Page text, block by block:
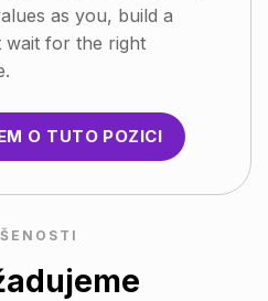
as you, build a
wait for the right
O TUTO POZICI